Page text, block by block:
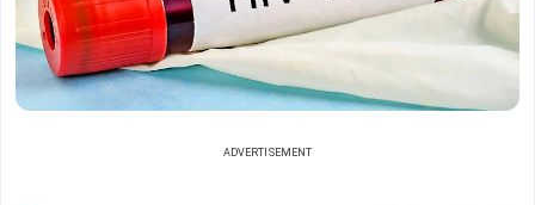
ADVERTISEMENT